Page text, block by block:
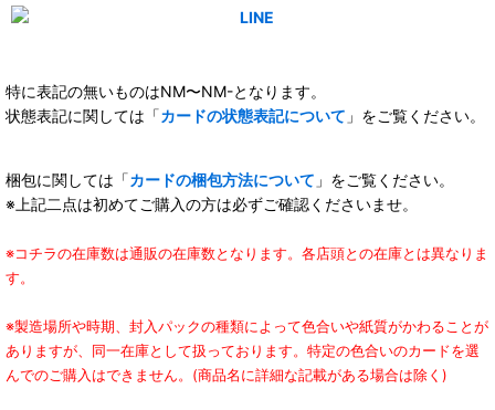
特に表記の無いものはNM〜NM-となります。
状態表記に関しては「カードの状態表記について 」をご覧ください。
梱包に関しては「カードの梱包方法について 」をご覧ください。
※上記二点は初めてご購入の方は必ずご確認くださいませ。
※コチラの在庫数は通販の在庫数となります。各店頭との在庫とは異なりま
す。
※製造場所や時期、封入パックの種類によって色合いや紙質がかわることが
ありますが、同一在庫として扱っております。特定の色合いのカードを選
んでのご購入はできません。(商品名に詳細な記載がある場合は除く)